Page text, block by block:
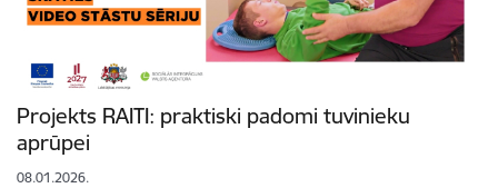
Projekts RAITI: praktiski padomi tuvinieku
aprūpei
08.01.2026.